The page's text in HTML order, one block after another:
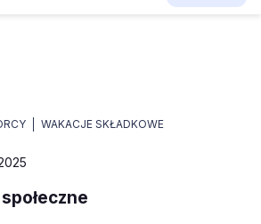
WAKACJE SKŁADKOWE